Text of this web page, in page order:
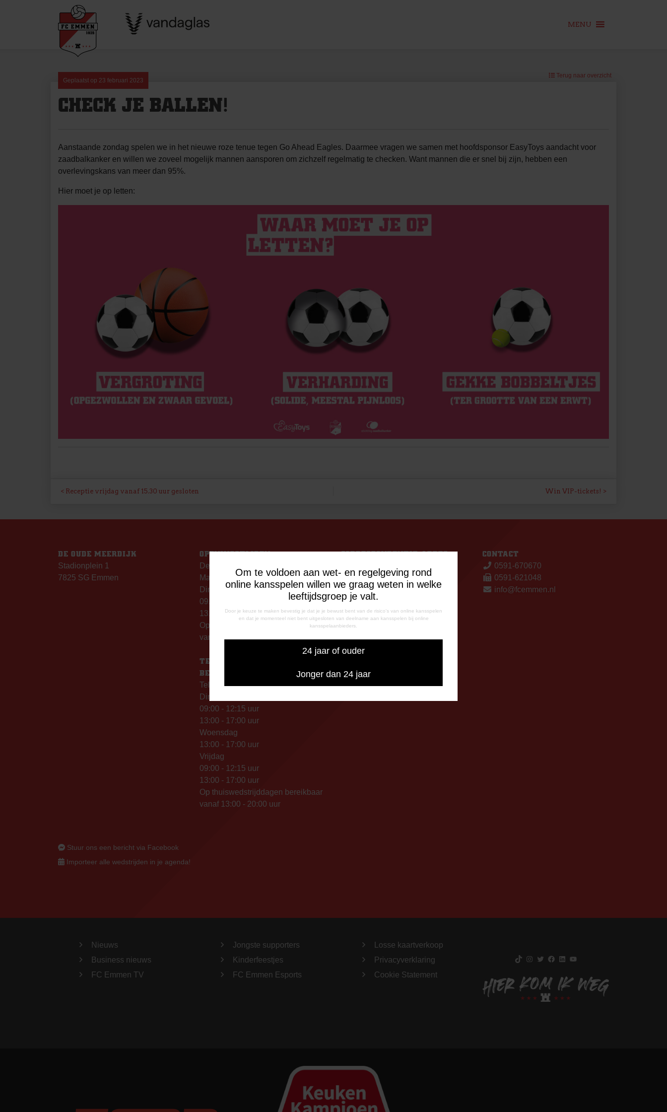
Om te voldoen aan wet- en regelgeving rond
online kansspelen willen we graag weten in welke
leeftijdsgroep je valt.
Door je keuze te maken bevestig je dat je je bewust bent van de risico's van online kansspelen
en dat je momenteel niet bent uitgesloten van deelname aan kansspelen bij online
kansspelaanbieders.
24 jaar of ouder
Jonger dan 24 jaar
MENU
Geplaatst op 23 februari 2023
Terug naar overzicht
CHECK JE BALLEN!
Aanstaande zondag spelen we in het nieuwe roze tenue tegen Go Ahead Eagles. Daarmee vragen we samen met hoofdsponsor EasyToys aandacht voor
zaadbalkanker en willen we zoveel mogelijk mannen aansporen om zichzelf regelmatig te checken. Want mannen die er snel bij zijn, hebben een
overlevingskans van meer dan 95%.
Hier moet je op letten:
BERICHT
NAVIGATIE
Receptie vrijdag vanaf 15.30 uur gesloten Win VIP-tickets!
DE OUDE MEERDIJK
Stadionplein 1
7825 SG Emmen
OPENINGSTIJDEN
De Oude Meerdijk
Maandag: 09.00 – 17.00 uur
Dinsdag t/m vrijdag:
09.00 – 12.15 uur
13.00 – 17.00 uur
Op thuiswedstrijddagen geopend
vanaf 13.00 uur (i.p.v. 09.00 uur).
TELEFONISCHE
BEREIKBAARHEID
Telefonisch bereikbaar op:
Dinsdag
09:00 - 12:15 uur
13:00 - 17:00 uur
Woensdag
13:00 - 17:00 uur
Vrijdag
09:00 - 12:15 uur
13:00 - 17:00 uur
Op thuiswedstrijddagen bereikbaar
vanaf 13:00 - 20:00 uur
CORRESPONDENTIE-ADRES
7800 AA Emmen
CONTACT
0591-670670
0591-621048
info@fcemmen.nl
Stuur ons een bericht via Facebook
Importeer alle wedstrijden in je agenda!
Nieuws
Business nieuws
FC Emmen TV
Jongste supporters
Kinderfeestjes
FC Emmen Esports
Losse kaartverkoop
Privacyverklaring
Cookie Statement